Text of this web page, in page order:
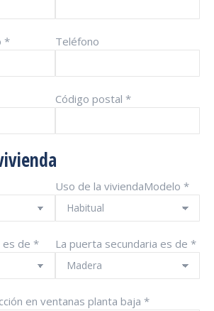
* Teléfono
Código postal *
es de *
Uso de la viviendaModelo *
La puerta secundaria es de *
en ventanas planta baja *